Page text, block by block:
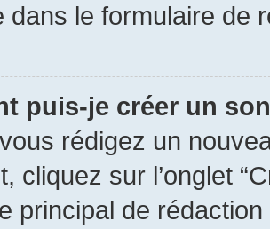
dans le formulaire de
puis-je créer un
rédigez un
cliquez sur l’onglet
principal de